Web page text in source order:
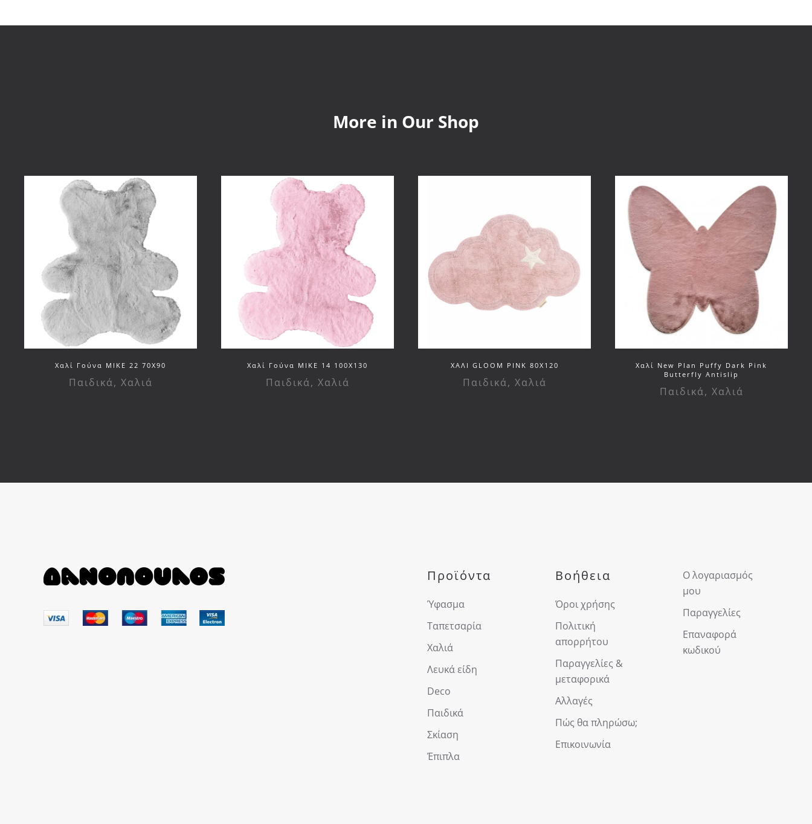
More in Our Shop
Χαλί Γούνα MIKE 22 70Χ90
Παιδικά, Χαλιά
Χαλί Γούνα MIKE 14 100X130
Παιδικά, Χαλιά
ΧΑΛΙ GLOOM PINK 80X120
Παιδικά, Χαλιά
Χαλί New Plan Puffy Dark Pink
Butterfly Antislip
Παιδικά, Χαλιά
Προϊόντα
Ύφασμα
Ταπετσαρία
Χαλιά
Λευκά είδη
Deco
Παιδικά
Σκίαση
Έπιπλα
Βοήθεια
Όροι χρήσης
Πολιτική
απορρήτου
Παραγγελίες &
μεταφορικά
Αλλαγές
Πώς θα πληρώσω;
Επικοινωνία
Ο λογαριασμός
μου
Παραγγελίες
Επαναφορά
κωδικού